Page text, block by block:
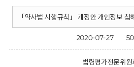
「약사법 시행규칙」 개정안 개인정보 침
2020-07-27
법령평가전문위원